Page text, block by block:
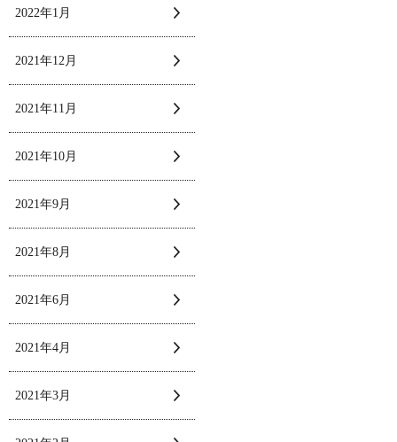
2022年1月
2021年12月
2021年11月
2021年10月
2021年9月
2021年8月
2021年6月
2021年4月
2021年3月